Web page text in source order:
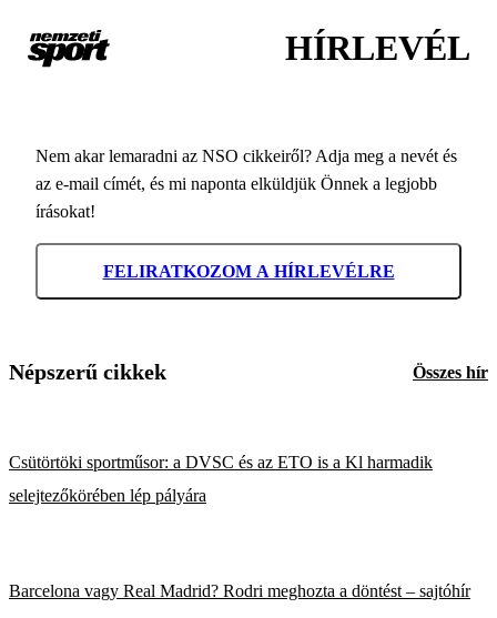
HÍRLEVÉL
Nem akar lemaradni az NSO cikkeiről? Adja meg a nevét és
az e-mail címét, és mi naponta elküldjük Önnek a legjobb
írásokat!
FELIRATKOZOM A HÍRLEVÉLRE
Népszerű cikkek Összes hír
Csütörtöki sportműsor: a DVSC és az ETO is a Kl harmadik
selejtezőkörében lép pályára
Barcelona vagy Real Madrid? Rodri meghozta a döntést – sajtóhír